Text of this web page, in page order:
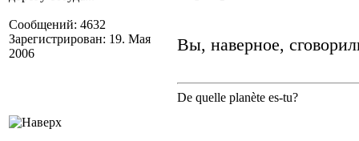
Сообщений: 4632
Зарегистрирован: 19. Мая
2006
Вы, наверное,
De quelle planète es-tu?